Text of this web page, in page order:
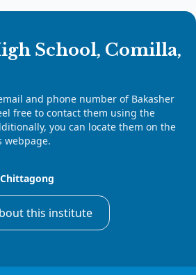
School, Comilla,
and phone number of Bakasher
free to contact them using the
you can locate them on the
webpage.
this institute